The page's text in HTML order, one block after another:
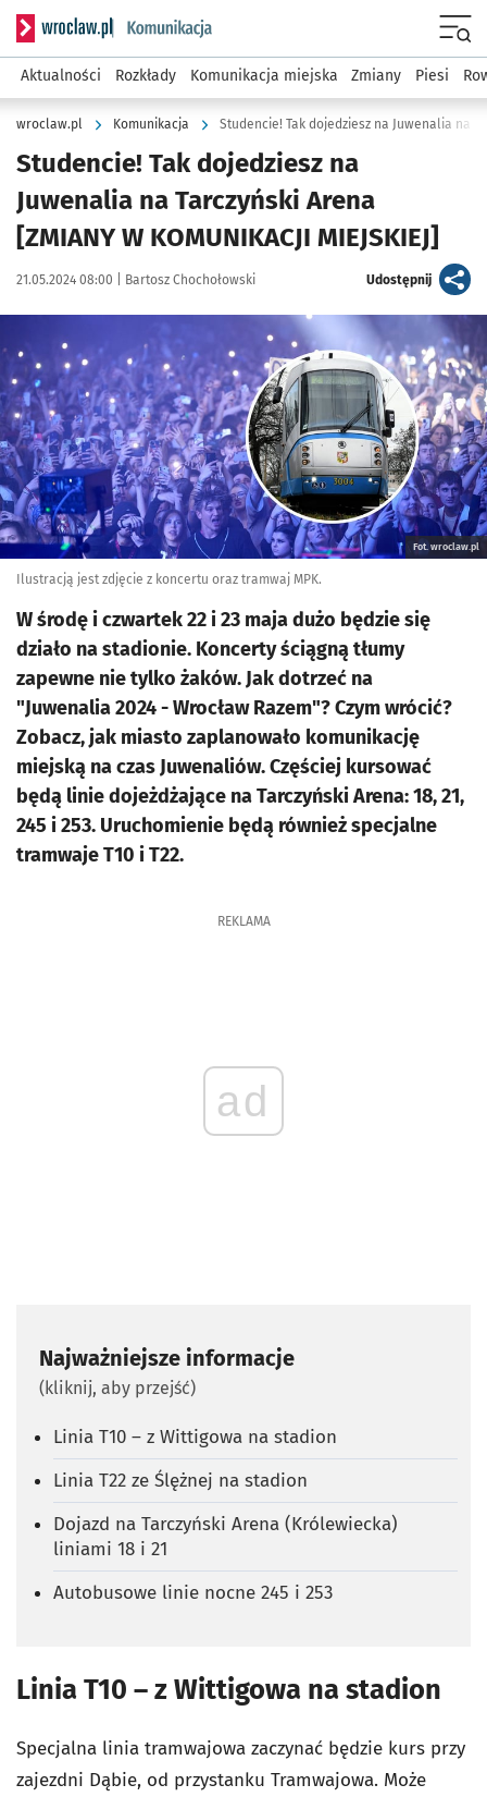
Serwis informacyjny wroclaw.pl podserwis: Komunikacja
Aktualności Rozkłady Komunikacja miejska Zmiany Piesi
wroclaw.pl Komunikacja Studencie! Tak dojedziesz na Juwenalia na
Studencie! Tak dojedziesz na
Juwenalia na Tarczyński Arena
[ZMIANY W KOMUNIKACJI MIEJSKIEJ]
Data publikacji:
21.05.2024 08:00 | Autor:
Bartosz Chochołowski Udostępnijartykuł
Kliknij, aby powiększyć
Fot. wroclaw.pl
Ilustracją jest zdjęcie z koncertu oraz tramwaj MPK.
W środę i czwartek 22 i 23 maja dużo będzie się
działo na stadionie. Koncerty ściągną tłumy
zapewne nie tylko żaków. Jak dotrzeć na
"Juwenalia 2024 - Wrocław Razem"? Czym wrócić?
Zobacz, jak miasto zaplanowało komunikację
miejską na czas Juwenaliów. Częściej kursować
będą linie dojeżdżające na Tarczyński Arena: 18, 21,
245 i 253. Uruchomienie będą również specjalne
tramwaje T10 i T22.
REKLAMA
ad
Najważniejsze informacje
(kliknij, aby przejść)
Linia T10 – z Wittigowa na stadion
Linia T22 ze Ślężnej na stadion
Dojazd na Tarczyński Arena (Królewiecka)
liniami 18 i 21
Autobusowe linie nocne 245 i 253
Linia T10 – z Wittigowa na stadion
Specjalna linia tramwajowa zaczynać będzie kurs przy
zajezdni Dąbie, od przystanku Tramwajowa. Może